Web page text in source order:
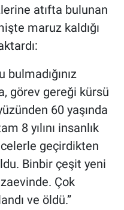
atıfta bulunan
maruz kaldığı
görev gereği kürsü
60 yaşında
8 yılını insanlık
geçirdikten
Binbir çeşit yeni
Çok
ve öldü.”